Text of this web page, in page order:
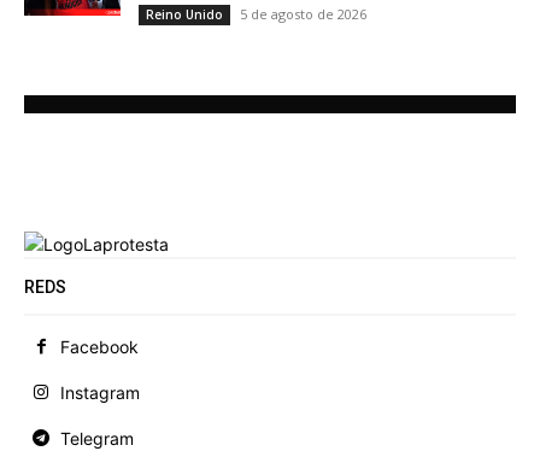
Reino Unido 5 de agosto de 2026
REDS
Facebook
Instagram
Telegram